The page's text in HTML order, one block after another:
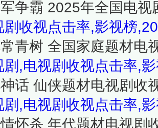
争霸 2025年全国电视
剧收视点击率,影视榜
青树 全国家庭题材电
剧,电视剧收视点击率,
话 仙侠题材电视剧收
剧,电视剧收视点击率,
怀杀 年代题材电视剧